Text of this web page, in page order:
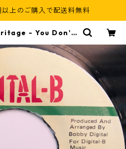
上のご購入で配送料無料
- You Don't
Soul